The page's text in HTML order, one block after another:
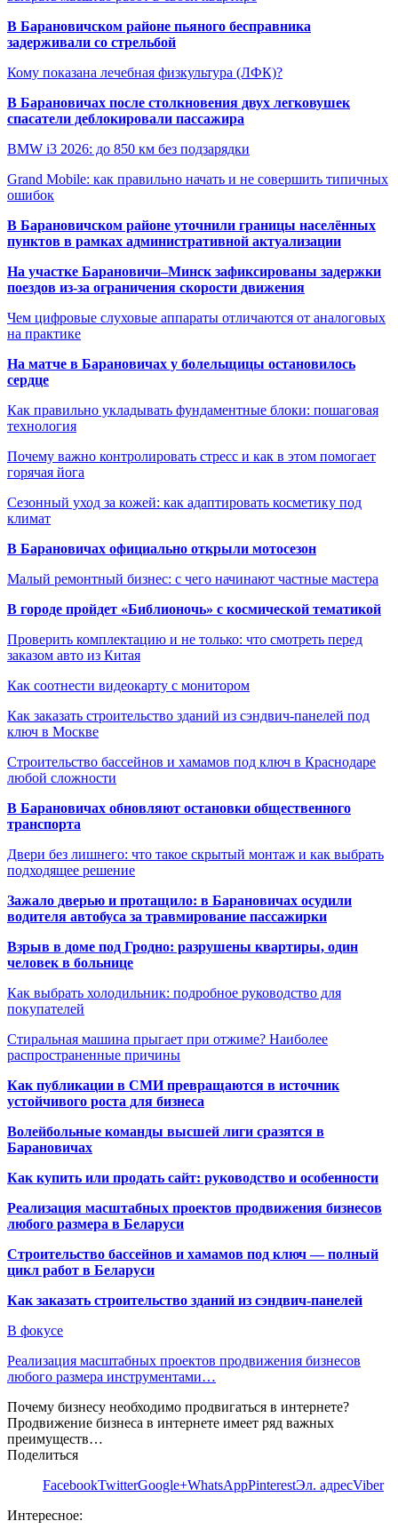
В Барановичском районе пьяного бесправника
задерживали со стрельбой
Кому показана лечебная физкультура (ЛФК)?
В Барановичах после столкновения двух легковушек
спасатели деблокировали пассажира
BMW i3 2026: до 850 км без подзарядки
Grand Mobile: как правильно начать и не совершить типичных
ошибок
В Барановичском районе уточнили границы населённых
пунктов в рамках административной актуализации
На участке Барановичи–Минск зафиксированы задержки
поездов из-за ограничения скорости движения
Чем цифровые слуховые аппараты отличаются от аналоговых
на практике
На матче в Барановичах у болельщицы остановилось
сердце
Как правильно укладывать фундаментные блоки: пошаговая
технология
Почему важно контролировать стресс и как в этом помогает
горячая йога
Сезонный уход за кожей: как адаптировать косметику под
климат
В Барановичах официально открыли мотосезон
Малый ремонтный бизнес: с чего начинают частные мастера
В городе пройдет «Библионочь» с космической тематикой
Проверить комплектацию и не только: что смотреть перед
заказом авто из Китая
Как соотнести видеокарту с монитором
Как заказать строительство зданий из сэндвич-панелей под
ключ в Москве
Строительство бассейнов и хамамов под ключ в Краснодаре
любой сложности
В Барановичах обновляют остановки общественного
транспорта
Двери без лишнего: что такое скрытый монтаж и как выбрать
подходящее решение
Зажало дверью и протащило: в Барановичах осудили
водителя автобуса за травмирование пассажирки
Взрыв в доме под Гродно: разрушены квартиры, один
человек в больнице
Как выбрать холодильник: подробное руководство для
покупателей
Стиральная машина прыгает при отжиме? Наиболее
распространенные причины
Как публикации в СМИ превращаются в источник
устойчивого роста для бизнеса
Волейбольные команды высшей лиги сразятся в
Барановичах
Как купить или продать сайт: руководство и особенности
Реализация масштабных проектов продвижения бизнесов
любого размера в Беларуси
Строительство бассейнов и хамамов под ключ — полный
цикл работ в Беларуси
Как заказать строительство зданий из сэндвич-панелей
В фокусе
Реализация масштабных проектов продвижения бизнесов
любого размера инструментами…
Почему бизнесу необходимо продвигаться в интернете?
Продвижение бизнеса в интернете имеет ряд важных
преимуществ…
Поделиться
FacebookTwitterGoogle+WhatsAppPinterestЭл. адресViber
Интересное: